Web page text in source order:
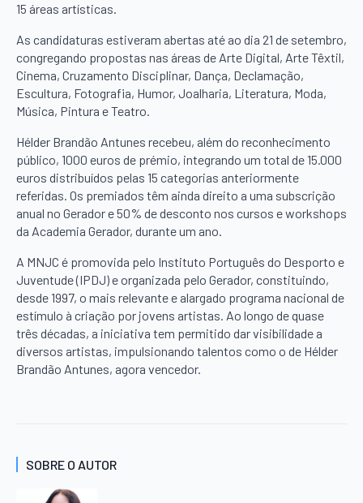
15 áreas artísticas.
As candidaturas estiveram abertas até ao dia 21 de setembro,
congregando propostas nas áreas de Arte Digital, Arte Têxtil,
Cinema, Cruzamento Disciplinar, Dança, Declamação,
Escultura, Fotografia, Humor, Joalharia, Literatura, Moda,
Música, Pintura e Teatro.
Hélder Brandão Antunes recebeu, além do reconhecimento
público, 1000 euros de prémio, integrando um total de 15.000
euros distribuídos pelas 15 categorias anteriormente
referidas. Os premiados têm ainda direito a uma subscrição
anual no Gerador e 50% de desconto nos cursos e workshops
da Academia Gerador, durante um ano.
A MNJC é promovida pelo Instituto Português do Desporto e
Juventude (IPDJ) e organizada pelo Gerador, constituindo,
desde 1997, o mais relevante e alargado programa nacional de
estímulo à criação por jovens artistas. Ao longo de quase
três décadas, a iniciativa tem permitido dar visibilidade a
diversos artistas, impulsionando talentos como o de Hélder
Brandão Antunes, agora vencedor.
SOBRE O AUTOR